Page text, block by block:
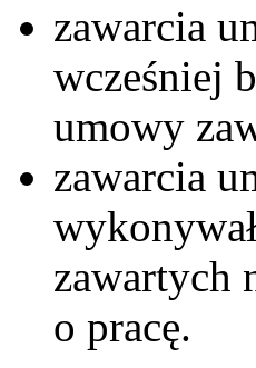
zawarcia
wcześniej
umowy
zawarcia
zawartych
o pracę.